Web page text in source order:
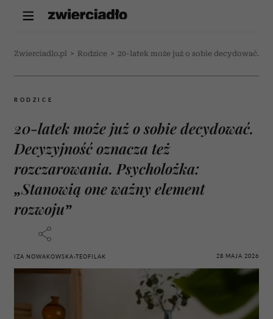
Zwierciadlo.pl > Rodzice > 20-latek może już o sobie decydować.
RODZICE
20-latek może już o sobie decydować.
Decyzyjność oznacza też
rozczarowania. Psycholożka:
„Stanowią one ważny element
rozwoju”
IZA NOWAKOWSKA-TEOFILAK 28 MAJA 2026